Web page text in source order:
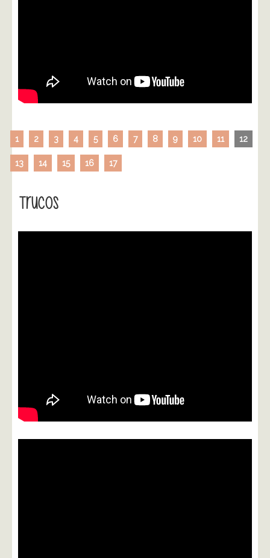
1 2 3 4 5 6 7 8 9 10 11 12
13 14 15 16 17
Trucos